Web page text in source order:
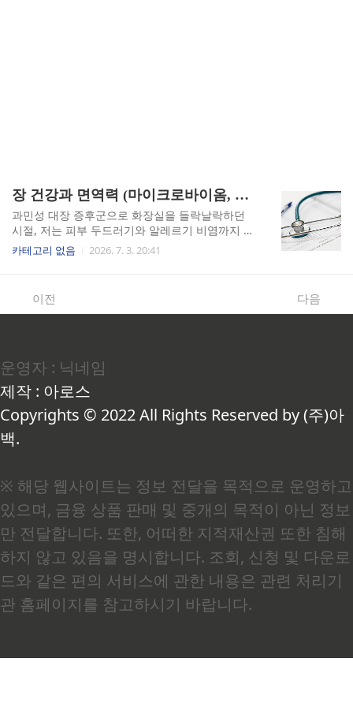
장 건강과 면역력 (마이크로바이옴, 장누수증후군, 프리바이오틱스)
과민성 대장 증후군으로 화장실을 들락날락하던
시절, 저는 피부 두드러기와 알레르기 비염까지 한
꺼번에 얻었습니다. 처음엔 그게 전부 장과 연결되
어 있다는 사실을 전혀 몰랐습니다. 장 건강이 면역
크로바이옴이 면역의 사령부인 이유우리 몸의 면
에 전체 면역 세포의 약 70% 이상이 집중되어 있습
니다(출처: 질병관리청). 여기서 GALT란 장점막에
분포한 면역 조직 전체를 가리키는 말로, 쉽게 말해
장이 곧 우리 몸 최대의 면역 기관이라는 의미입..
카테고리 없음 2026. 7. 3. 20:41
이전 다음
운영자 : 닉네임
제작 : 아로스
Copyrights © 2022 All Rights Reserved by (주)아
백.
※ 해당 웹사이트는 정보 전달을 목적으로 운영하고
있으며, 금융 상품 판매 및 중개의 목적이 아닌 정보
만 전달합니다. 또한, 어떠한 지적재산권 또한 침해
하지 않고 있음을 명시합니다. 조회, 신청 및 다운로
드와 같은 편의 서비스에 관한 내용은 관련 처리기
관 홈페이지를 참고하시기 바랍니다.